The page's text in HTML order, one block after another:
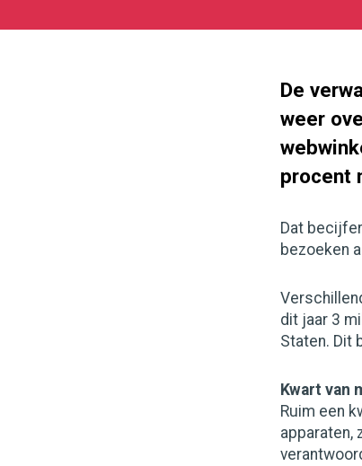
05-
De
weer
procent
Dat
bezoeken
dit jaar 3
Staten. Dit
Kwart van
Ruim een
apparaten,